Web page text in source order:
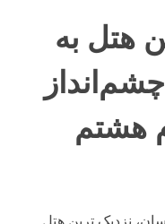
هتل به
هشتم